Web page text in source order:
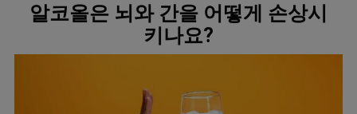
알코올은 뇌와 간을 어떻게 손상시
키나요?